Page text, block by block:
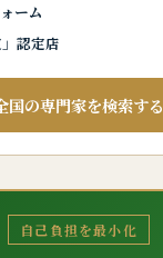
ーム
認定店
国の専門家を検索する
自己負担を最小化